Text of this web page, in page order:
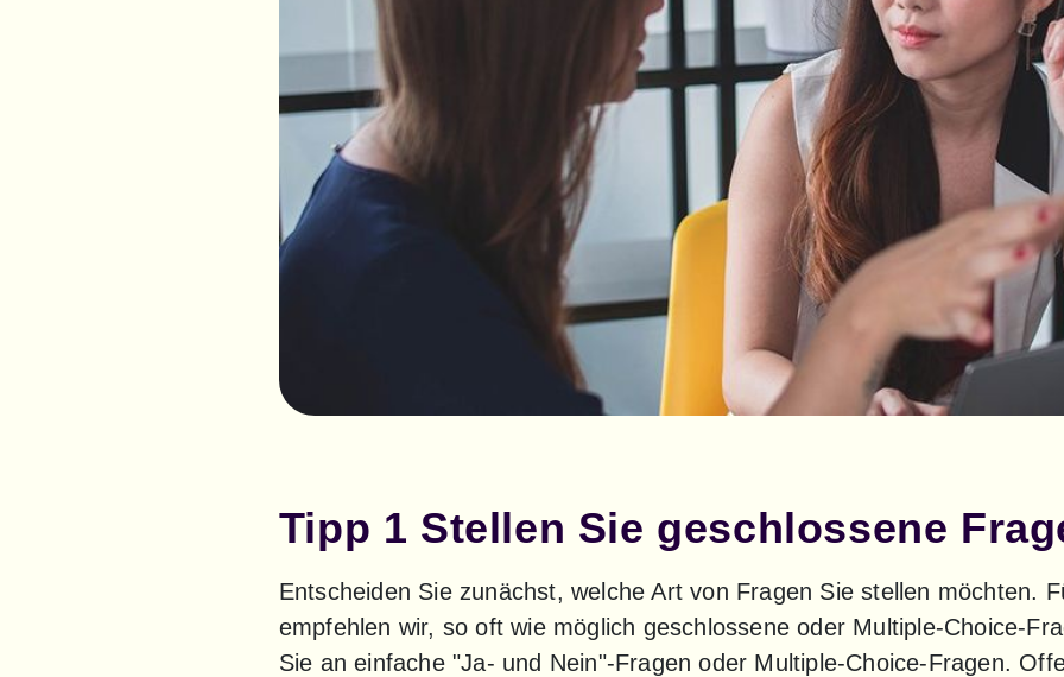
Tipp 1 Stellen Sie geschlossene
Entscheiden Sie zunächst, welche Art von Fragen Sie stellen möchten.
empfehlen wir, so oft wie möglich geschlossene oder Multiple-Choice-
Sie an einfache "Ja- und Nein"-Fragen oder Multiple-Choice-Fragen.